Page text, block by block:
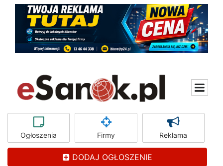
Ogłoszenia Firmy Reklama
DODAJ OGŁOSZENIE